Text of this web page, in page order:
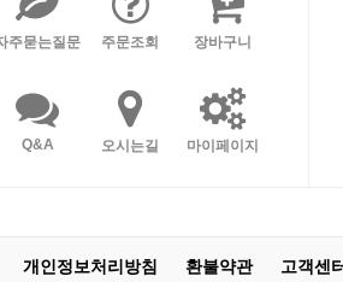
주묻는질문 주문조회 장바구니
Q&A 오시는길 마이페이지
개인정보처리방침 환불약관 고객센